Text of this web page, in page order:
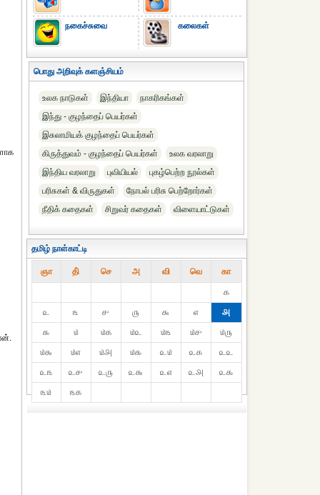
நகைச்சுவை கலைகள்
பொது அறிவுக் களஞ்சியம்
உலக நாடுகள் இந்தியா
நாகரிகங்கள்
இந்து - குழந்தைப் பெயர்கள்
இசுலாமியக் குழந்தைப் பெயர்கள்
கிருத்துவம் - குழந்தைப் பெயர்கள்
உலக வரலாறு
இந்திய வரலாறு
புவியியல்
புகழ்பெற்ற நூல்கள்
பரிசுகள் & விருதுகள்
நோபல் பரிசு‎ பெற்றோர்‎கள்
நீதிக் கதைகள்
சிறுவர் கதைகள் விளையாட்டுகள்
தமிழ் நாள்காட்டி
ஞா தி் செ அ வி வெ கா
௧
௨
௩ ௪ ௫ ௬ ௭
௮
௯
௰ ௰௧ ௰௨ ௰௩ ௰௪
௰௫
௰௬
௰௭ ௰௮ ௰௯ ௨௰ ௨௧
௨௨
௨௩
௨௪ ௨௫ ௨௬ ௨௭ ௨௮
௨௯
௩௰
௩௧